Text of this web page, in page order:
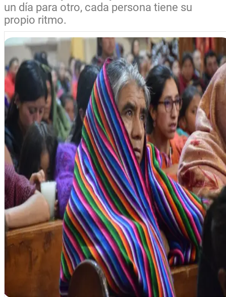
un día para otro, cada persona tiene su
propio ritmo.